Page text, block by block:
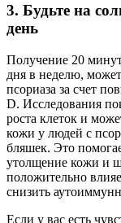
3. Будьте на
день
Получение 20
дня в неделю,
псориаза за счет
D. Исследования
роста клеток и
кожи у людей с
бляшек. Это
утолщение кожи и
положительно
снизить
Если у вас есть